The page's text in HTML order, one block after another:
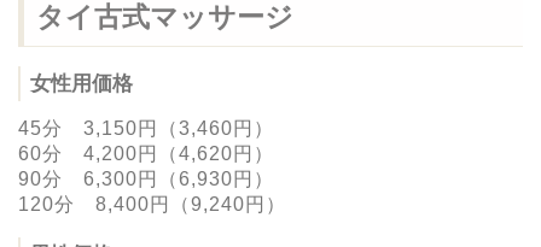
タイ古式マッサージ
女性用価格
45分 3,150円（3,460円）
60分 4,200円（4,620円）
90分 6,300円（6,930円）
120分 8,400円（9,240円）